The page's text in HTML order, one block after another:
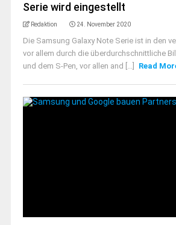
Serie wird eingestellt
Redaktion 24. November 2020
Die Samsung Galaxy Note Serie ist in den
vor allem durch die überdurchschnittliche
und dem S-Pen, vor allen and [...]
Read